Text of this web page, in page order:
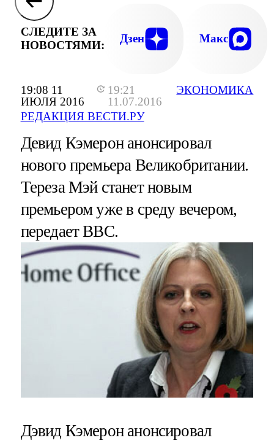
19:08 11
ИЮЛЯ 2016
19:21
11.07.2016
РЕДАКЦИЯ ВЕСТИ.РУ
ЭКОНОМИКА
СЛЕДИТЕ ЗА
НОВОСТЯМИ:
Дзен Макс
Девид Кэмерон анонсировал
нового премьера Великобритании.
Тереза Мэй станет новым
премьером уже в среду вечером,
передает ВВС.
Дэвид Кэмерон анонсировал